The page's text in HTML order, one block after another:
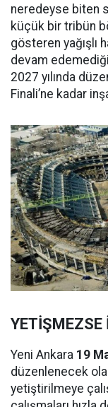
neredeyse biten
küçük bir tribün
gösteren yağışlı
devam
2027 yılında
Finali’ne kadar
YETİŞMEZSE
Yeni Ankara 19
düzenlenecek
yetiştirilmeye